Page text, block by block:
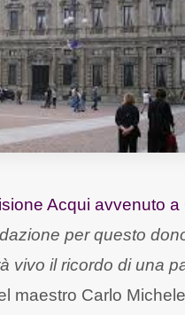
Acqui avvenuto
per questo
vivo il ricordo di una
maestro Carlo